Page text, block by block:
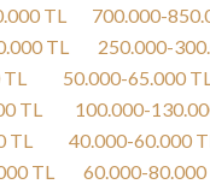
TL 700.000-
TL 250.000-
50.000-
TL 100.000-
TL 40.000-
TL 60.000-